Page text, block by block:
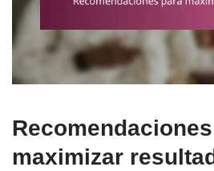
maximizar